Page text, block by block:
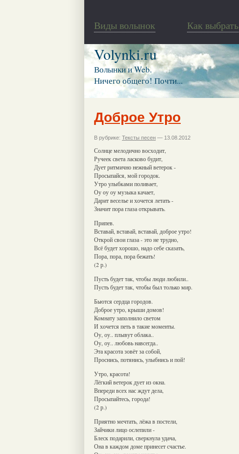
Виды волынок Как выбрать
Volynki.ru
Волынки и Web.
Ничего общего! Почти...
Доброе Утро
В рубрике: Тексты песен — 13.08.2012
Солнце мелодично восходит,
Ручеек света ласково будит,
Дует ритмично нежный ветерок -
Просыпайся, мой городок.
Утро улыбками поливает,
Оу оу оу музыка качает,
Дарит веселье и хочется летать -
Значит пора глаза открывать.
Припев.
Вставай, вставай, вставай, доброе утро!
Открой свои глаза - это не трудно,
Всё будет хорошо, надо себе сказать,
Пора, пора, пора бежать!
(2 р.)
Пусть будет так, чтобы люди любили..
Пусть будет так, чтобы был только мир.
Бьются сердца городов.
Доброе утро, крыши домов!
Комнату заполнило светом
И хочется петь в такие моменты.
Оу, оу.. плывут облака..
Оу, оу.. любовь навсегда..
Эта красота зовёт за собой,
Проснись, потянись, улыбнись и пой!
Утро, красота!
Лёгкий ветерок дует из окна.
Впереди всех нас ждут дела,
Просыпайтесь, города!
(2 р.)
Приятно мечтать, лёжа в постели,
Зайчики лицо ослепили -
Блеск подарили, сверкнула удача,
Она в каждом доме принесет счастье.